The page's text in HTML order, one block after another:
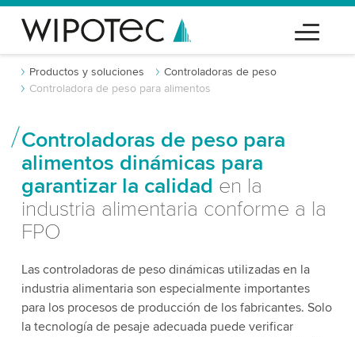
Productos y soluciones
Controladoras de peso
Controladora de peso para alimentos
Controladoras de peso para
alimentos dinámicas para
garantizar la calidad en la
industria alimentaria conforme a la
FPO
Las controladoras de peso dinámicas utilizadas en la
industria alimentaria son especialmente importantes
para los procesos de producción de los fabricantes. Solo
la tecnología de pesaje adecuada puede verificar